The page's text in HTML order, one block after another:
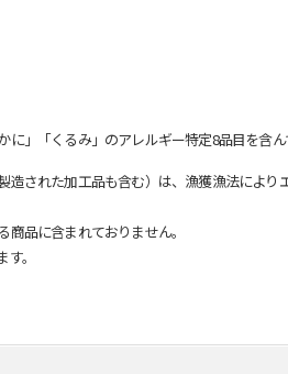
」「くるみ」のアレルギー特定8品目を含ん
された加工品も含む）は、漁獲漁法によ
品に含まれておりません。
。